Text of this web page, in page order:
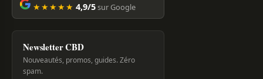
★★★★★ 4,9/5sur Google
Newsletter CBD
Nouveautés, promos, guides. Zéro
spam.